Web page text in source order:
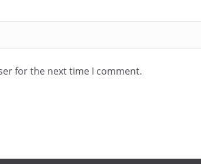
for the next time I comment.